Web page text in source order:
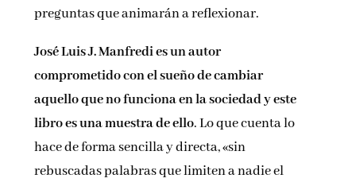
preguntas que animarán a reflexionar.
José Luis J. Manfredi es un autor
comprometido con el sueño de cambiar
aquello que no funciona en la sociedad y este
libro es una muestra de ello. Lo que cuenta lo
hace de forma sencilla y directa, «sin
rebuscadas palabras que limiten a nadie el